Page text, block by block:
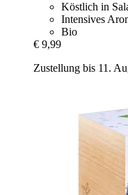
Köstlich in
Intensives
Bio
€ 9,99
Zustellung bis 11.